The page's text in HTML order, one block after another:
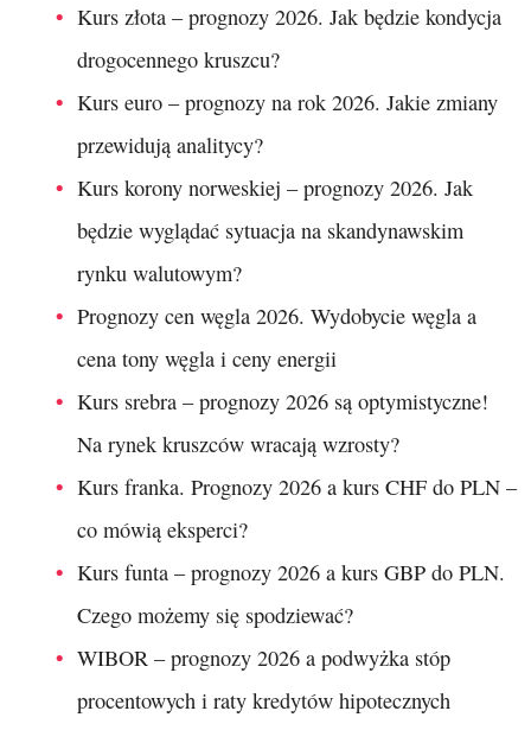
Kurs złota – prognozy 2026. Jak będzie kondycja
drogocennego kruszcu?
Kurs euro – prognozy na rok 2026. Jakie zmiany
przewidują analitycy?
Kurs korony norweskiej – prognozy 2026. Jak
będzie wyglądać sytuacja na skandynawskim
rynku walutowym?
Prognozy cen węgla 2026. Wydobycie węgla a
cena tony węgla i ceny energii
Kurs srebra – prognozy 2026 są optymistyczne!
Na rynek kruszców wracają wzrosty?
Kurs franka. Prognozy 2026 a kurs CHF do PLN –
co mówią eksperci?
Kurs funta – prognozy 2026 a kurs GBP do PLN.
Czego możemy się spodziewać?
WIBOR – prognozy 2026 a podwyżka stóp
procentowych i raty kredytów hipotecznych